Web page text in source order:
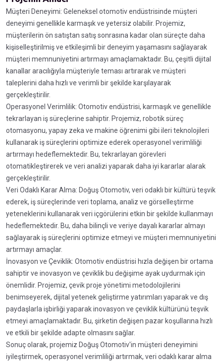
Müşteri Deneyimi: Geleneksel otomotiv endüstrisinde müşteri
deneyimi genellikle karmaşık ve yetersiz olabilir. Projemiz,
müşterilerin ön satıştan satış sonrasına kadar olan süreçte daha
kişiselleştirilmiş ve etkileşimli bir deneyim yaşamasını sağlayarak
müşteri memnuniyetini artırmayı amaçlamaktadır. Bu, çeşitli dijital
kanallar aracılığıyla müşteriyle teması artırarak ve müşteri
taleplerini daha hızlı ve verimli bir şekilde karşılayarak
gerçekleştirilir.
Operasyonel Verimlilik: Otomotiv endüstrisi, karmaşık ve genellikle
tekrarlayan iş süreçlerine sahiptir. Projemiz, robotik süreç
otomasyonu, yapay zeka ve makine öğrenimi gibi ileri teknolojileri
kullanarak iş süreçlerini optimize ederek operasyonel verimliliği
artırmayı hedeflemektedir. Bu, tekrarlayan görevleri
otomatikleştirerek ve veri analizi yaparak daha iyi kararlar alarak
gerçekleştirilir.
Veri Odaklı Karar Alma: Doğuş Otomotiv, veri odaklı bir kültürü teşvik
ederek, iş süreçlerinde veri toplama, analiz ve görselleştirme
yeteneklerini kullanarak veri içgörülerini etkin bir şekilde kullanmayı
hedeflemektedir. Bu, daha bilinçli ve veriye dayalı kararlar almayı
sağlayarak iş süreçlerini optimize etmeyi ve müşteri memnuniyetini
artırmayı amaçlar.
İnovasyon ve Çeviklik: Otomotiv endüstrisi hızla değişen bir ortama
sahiptir ve inovasyon ve çeviklik bu değişime ayak uydurmak için
önemlidir. Projemiz, çevik proje yönetimi metodolojilerini
benimseyerek, dijital yetenek geliştirme yatırımları yaparak ve dış
paydaşlarla işbirliği yaparak inovasyon ve çeviklik kültürünü teşvik
etmeyi amaçlamaktadır. Bu, şirketin değişen pazar koşullarına hızlı
ve etkili bir şekilde adapte olmasını sağlar.
Sonuç olarak, projemiz Doğuş Otomotiv'in müşteri deneyimini
iyileştirmek, operasyonel verimliliği artırmak, veri odaklı karar alma